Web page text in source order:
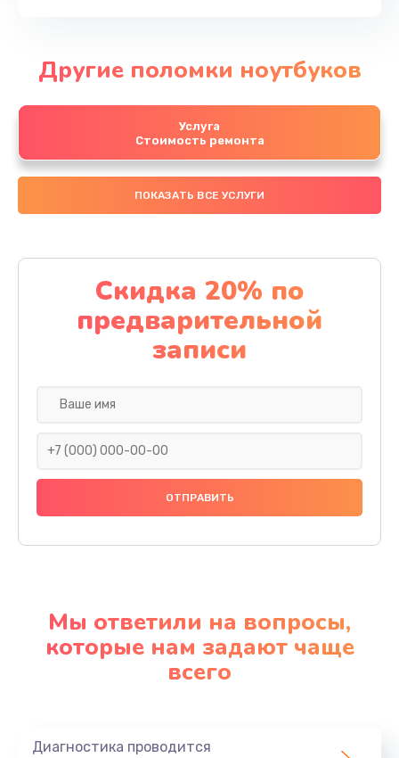
Другие поломки ноутбуков
Услуга
Стоимость ремонта
ПОКАЗАТЬ ВСЕ УСЛУГИ
Скидка 20% по
предварительной
записи
Мы ответили на вопросы,
которые нам задают чаще
всего
Диагностика проводится